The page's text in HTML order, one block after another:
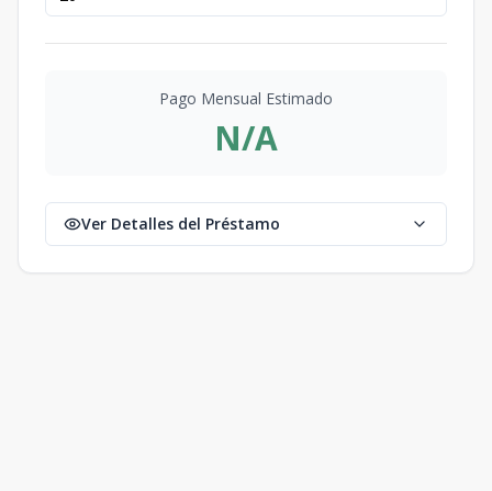
Pago Mensual Estimado
N/A
Ver Detalles del Préstamo